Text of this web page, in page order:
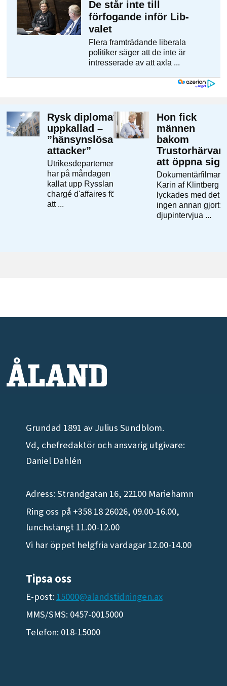
Grundad 1891 av Julius Sundblom.
Vd, chefredaktör och ansvarig utgivare:
Daniel Dahlén
Adress: Strandgatan 16, 22100 Mariehamn
Ring oss på +358 18 26026, 09.00-16.00,
lunchstängt 11.00-12.00
Vi har öppet helgfria vardagar 12.00-14.00
Tipsa oss
E-post: 15000@alandstidningen.ax
MMS/SMS: 0457-0015000
Telefon: 018-15000